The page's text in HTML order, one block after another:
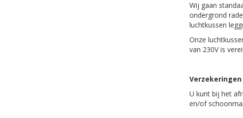
Wij gaan
ondergrond
luchtkussen
Onze
van 230V is
Verzekeringen
U kunt bij het
en/of